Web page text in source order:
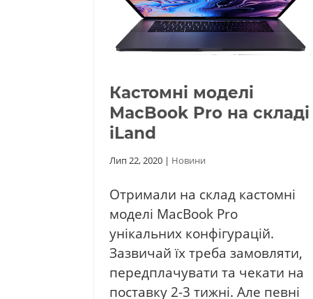
Кастомні моделі
MacBook Pro на складі
iLand
Лип 22, 2020| Новини
Отримали на склад кастомні
моделі MacBook Pro
унікальних конфігурацій.
Зазвичай їх треба замовляти,
передплачувати та чекати на
поставку 2-3 тижні. Але певні